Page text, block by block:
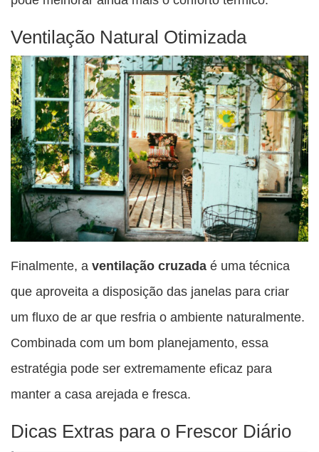
Ventilação Natural Otimizada
Finalmente, a ventilação cruzada é uma técnica
que aproveita a disposição das janelas para criar
um fluxo de ar que resfria o ambiente naturalmente.
Combinada com um bom planejamento, essa
estratégia pode ser extremamente eficaz para
manter a casa arejada e fresca.
Dicas Extras para o Frescor Diário